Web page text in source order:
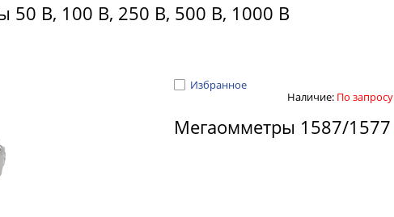
50 В, 100 В, 250 В, 500 В, 1000 В
Избранное
Наличие: По запросу
Мегаомметры 1587/1577